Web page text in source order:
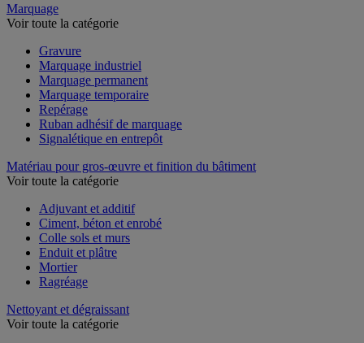
Marquage
Voir toute la catégorie
Gravure
Marquage industriel
Marquage permanent
Marquage temporaire
Repérage
Ruban adhésif de marquage
Signalétique en entrepôt
Matériau pour gros-œuvre et finition du bâtiment
Voir toute la catégorie
Adjuvant et additif
Ciment, béton et enrobé
Colle sols et murs
Enduit et plâtre
Mortier
Ragréage
Nettoyant et dégraissant
Voir toute la catégorie